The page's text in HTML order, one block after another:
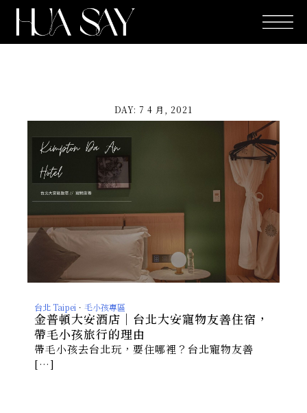
DAY: 7 4 月, 2021
台北 Taipei ． 毛小孩專區
金普頓大安酒店｜台北大安寵物友善住宿，
帶毛小孩旅行的理由
帶毛小孩去台北玩，要住哪裡？台北寵物友善
[…]